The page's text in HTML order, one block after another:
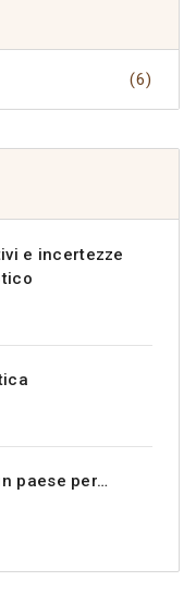
(6)
e incertezze
paese per…